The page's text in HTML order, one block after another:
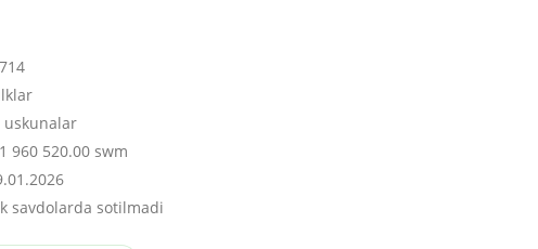
uskunalar
960 520.00 swm
savdolarda sotilmadi